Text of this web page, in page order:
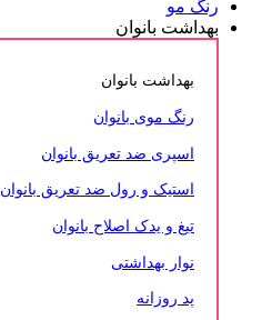
رنگ مو
بهداشت بانوان
بهداشت بانوان
رنگ موی بانوان
اسپری ضد تعریق بانوان
استیک و رول ضد تعریق بانوان
تیغ و یدک اصلاح بانوان
نوار بهداشتی
پد روزانه